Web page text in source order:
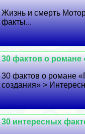
Жизнь и cмepть
факты...
30 фактов о романе
30 фактов о романе
создания» >
30 интересных